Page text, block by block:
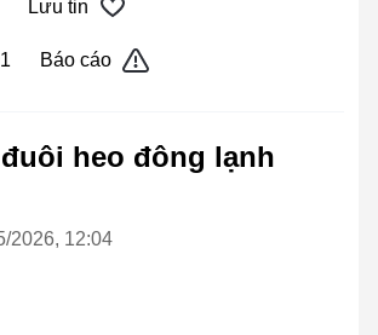
Lưu tin
Báo cáo
heo đông lạnh
2026, 12:04